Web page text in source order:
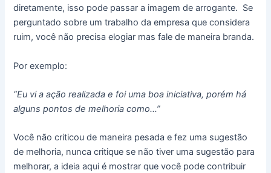
diretamente, isso pode passar a imagem de arrogante. Se
perguntado sobre um trabalho da empresa que considera
ruim, você não precisa elogiar mas fale de maneira branda.
Por exemplo:
“Eu vi a ação realizada e foi uma boa iniciativa, porém há
alguns pontos de melhoria como…”
Você não criticou de maneira pesada e fez uma sugestão
de melhoria, nunca critique se não tiver uma sugestão para
melhorar, a ideia aqui é mostrar que você pode contribuir